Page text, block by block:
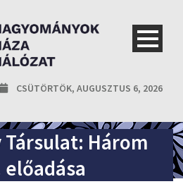
CSÜTÖRTÖK, AUGUSZTUS 6, 2026
Három
előadása